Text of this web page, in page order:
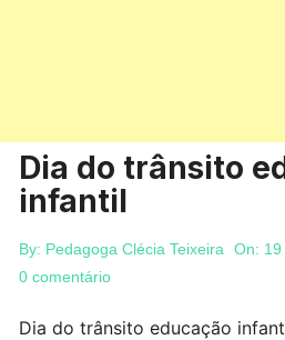
Dia do trânsito
infantil
By: Pedagoga Clécia Teixeira On:
0 comentário
Dia do trânsito educação